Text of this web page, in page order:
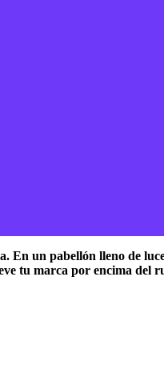
En un pabellón lleno de
tu marca por encima del